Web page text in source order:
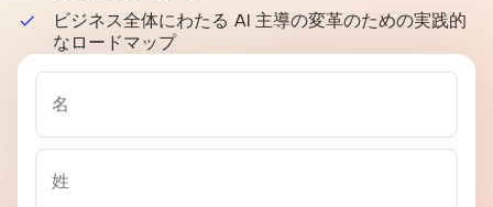
ビジネス全体にわたる AI 主導の変革のための実践的
なロードマップ